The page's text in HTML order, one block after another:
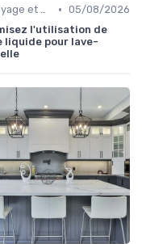
Nettoyage et Soins Quotidiens • 05/08/2026
l'utilisation de
liquide pour lave-